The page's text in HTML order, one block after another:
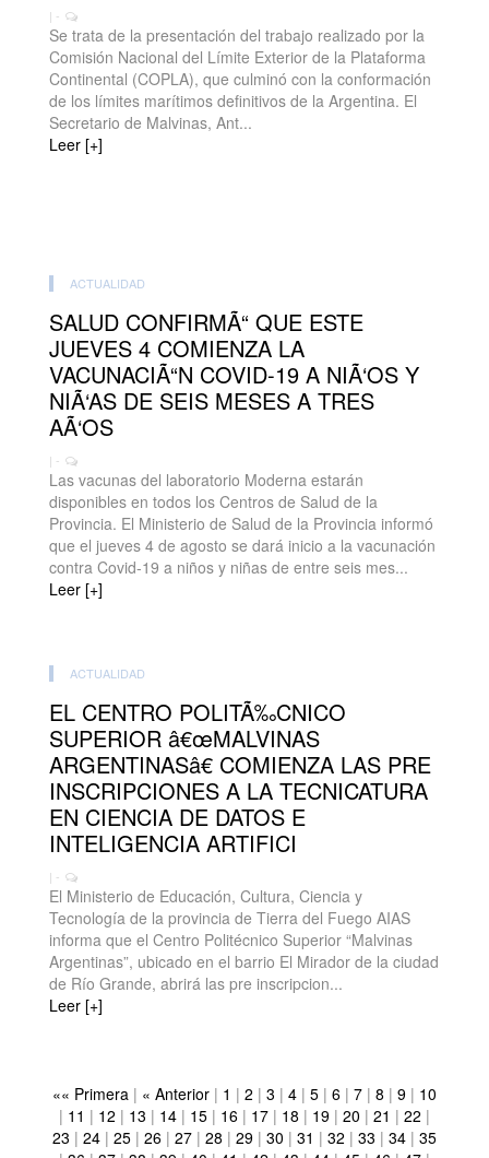
| -
Se trata de la presentación del trabajo realizado por la
Comisión Nacional del Límite Exterior de la Plataforma
Continental (COPLA), que culminó con la conformación
de los límites marítimos definitivos de la Argentina. El
Secretario de Malvinas, Ant...
Leer [+]
ACTUALIDAD
SALUD CONFIRMÃ“ QUE ESTE
JUEVES 4 COMIENZA LA
VACUNACIÃ“N COVID-19 A NIÃ‘OS Y
NIÃ‘AS DE SEIS MESES A TRES
AÃ‘OS
| -
Las vacunas del laboratorio Moderna estarán
disponibles en todos los Centros de Salud de la
Provincia. El Ministerio de Salud de la Provincia informó
que el jueves 4 de agosto se dará inicio a la vacunación
contra Covid-19 a niños y niñas de entre seis mes...
Leer [+]
ACTUALIDAD
EL CENTRO POLITÃ‰CNICO
SUPERIOR â€œMALVINAS
ARGENTINASâ€ COMIENZA LAS PRE
INSCRIPCIONES A LA TECNICATURA
EN CIENCIA DE DATOS E
INTELIGENCIA ARTIFICI
| -
El Ministerio de Educación, Cultura, Ciencia y
Tecnología de la provincia de Tierra del Fuego AIAS
informa que el Centro Politécnico Superior “Malvinas
Argentinas”, ubicado en el barrio El Mirador de la ciudad
de Río Grande, abrirá las pre inscripcion...
Leer [+]
«« Primera | « Anterior | 1 | 2 | 3 | 4 | 5 | 6 | 7 | 8 | 9 | 10
| 11 | 12 | 13 | 14 | 15 | 16 | 17 | 18 | 19 | 20 | 21 | 22 |
23 | 24 | 25 | 26 | 27 | 28 | 29 | 30 | 31 | 32 | 33 | 34 | 35